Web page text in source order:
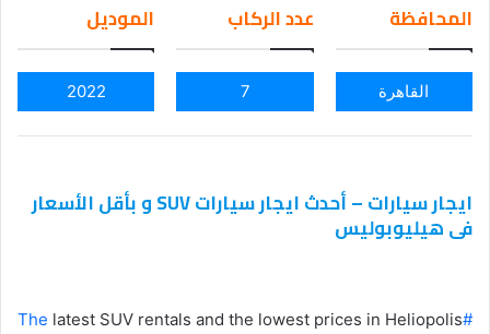
ail
المحافظة
القاهرة
عدد الركاب
7
الموديل
2022
ايجار سيارات – أحدث ايجار سيارات SUV و بأقل الأسعار
فى هيليوبوليس
#The
latest SUV rentals and the lowest prices in Heliopolis